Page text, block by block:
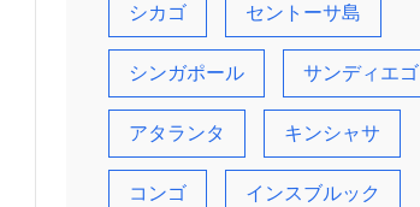
シカゴ セントーサ島
シンガポール サンディエゴ
アタランタ キンシャサ
コンゴ インスブルック